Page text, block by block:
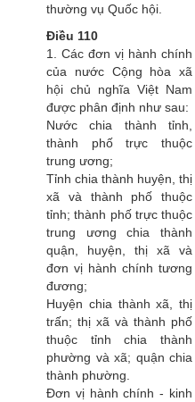
thường vụ Quốc hội.
Điều 110
1. Các đơn vị hành chính
của nước Cộng hòa xã
hội chủ nghĩa Việt Nam
được phân định như sau:
Nước chia thành tỉnh,
thành phố trực thuộc
trung ương;
Tỉnh chia thành huyện, thị
xã và thành phố thuộc
tỉnh; thành phố trực thuộc
trung ương chia thành
quận, huyện, thị xã và
đơn vị hành chính tương
đương;
Huyện chia thành xã, thị
trấn; thị xã và thành phố
thuộc tỉnh chia thành
phường và xã; quận chia
thành phường.
Đơn vị hành chính - kinh